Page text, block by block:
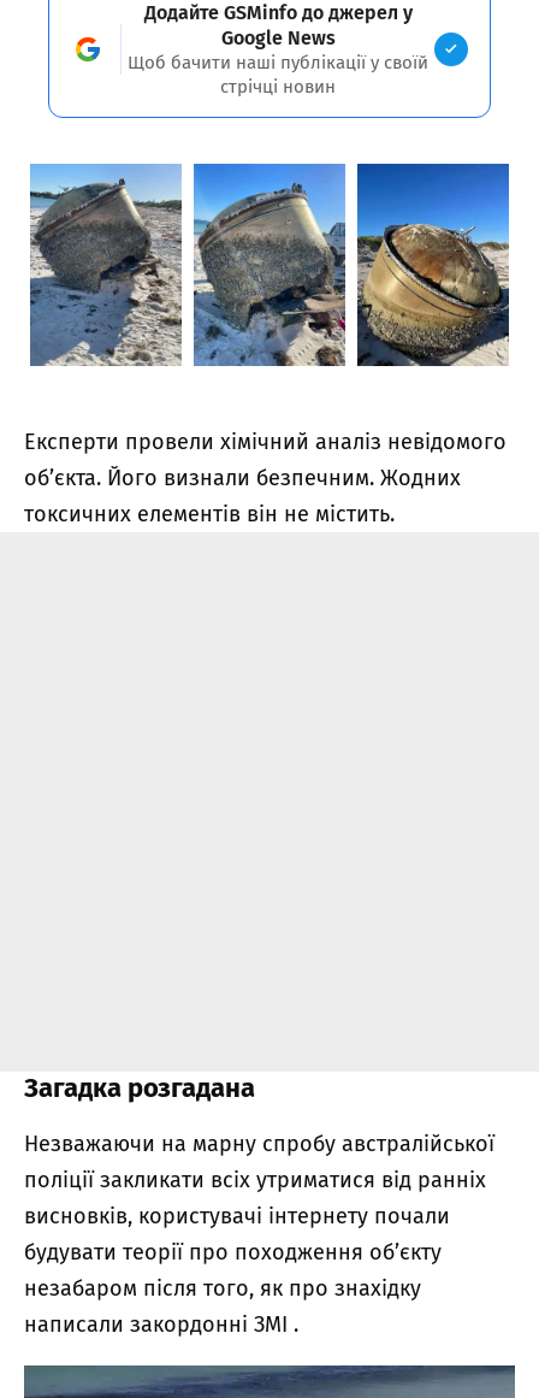
Додайте GSMinfo до джерел у
Google News
Щоб бачити наші публікації у своїй
стрічці новин
Експерти провели хімічний аналіз невідомого
об’єкта. Його визнали безпечним. Жодних
токсичних елементів він не містить.
Загадка розгадана
Незважаючи на марну спробу австралійської
поліції закликати всіх утриматися від ранніх
висновків, користувачі інтернету почали
будувати теорії про походження об’єкту
незабаром після того, як про знахідку
написали закордонні ЗМІ .